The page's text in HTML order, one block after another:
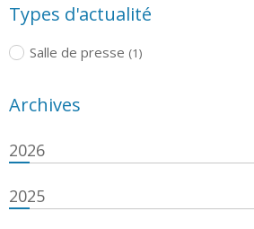
Types d'actualité
Salle de presse (1)
Archives
2026
2025